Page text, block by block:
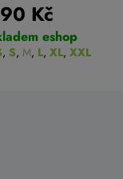
Kč
eshop
, S, M, L, XL, XXL